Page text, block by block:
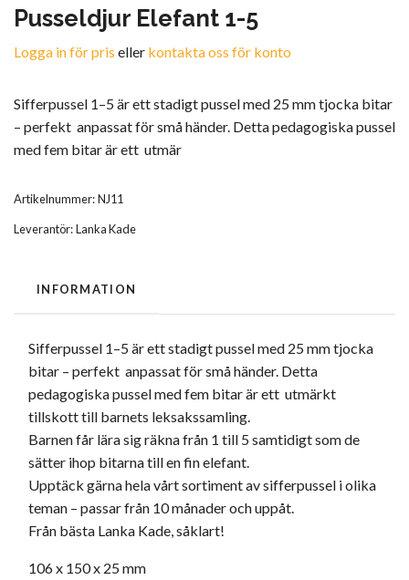
Pusseldjur Elefant 1-5
Logga in för pris eller kontakta oss för konto
Sifferpussel 1–5 är ett stadigt pussel med 25 mm tjocka bitar
– perfekt anpassat för små händer. Detta pedagogiska pussel
med fem bitar är ett utmär
Artikelnummer:NJ11
Leverantör:Lanka Kade
INFORMATION
Sifferpussel 1–5 är ett stadigt pussel med 25 mm tjocka
bitar – perfekt anpassat för små händer. Detta
pedagogiska pussel med fem bitar är ett utmärkt
tillskott till barnets leksakssamling.
Barnen får lära sig räkna från 1 till 5 samtidigt som de
sätter ihop bitarna till en fin elefant.
Upptäck gärna hela vårt sortiment av sifferpussel i olika
teman – passar från 10 månader och uppåt.
Från bästa Lanka Kade, såklart!
106 x 150 x 25 mm